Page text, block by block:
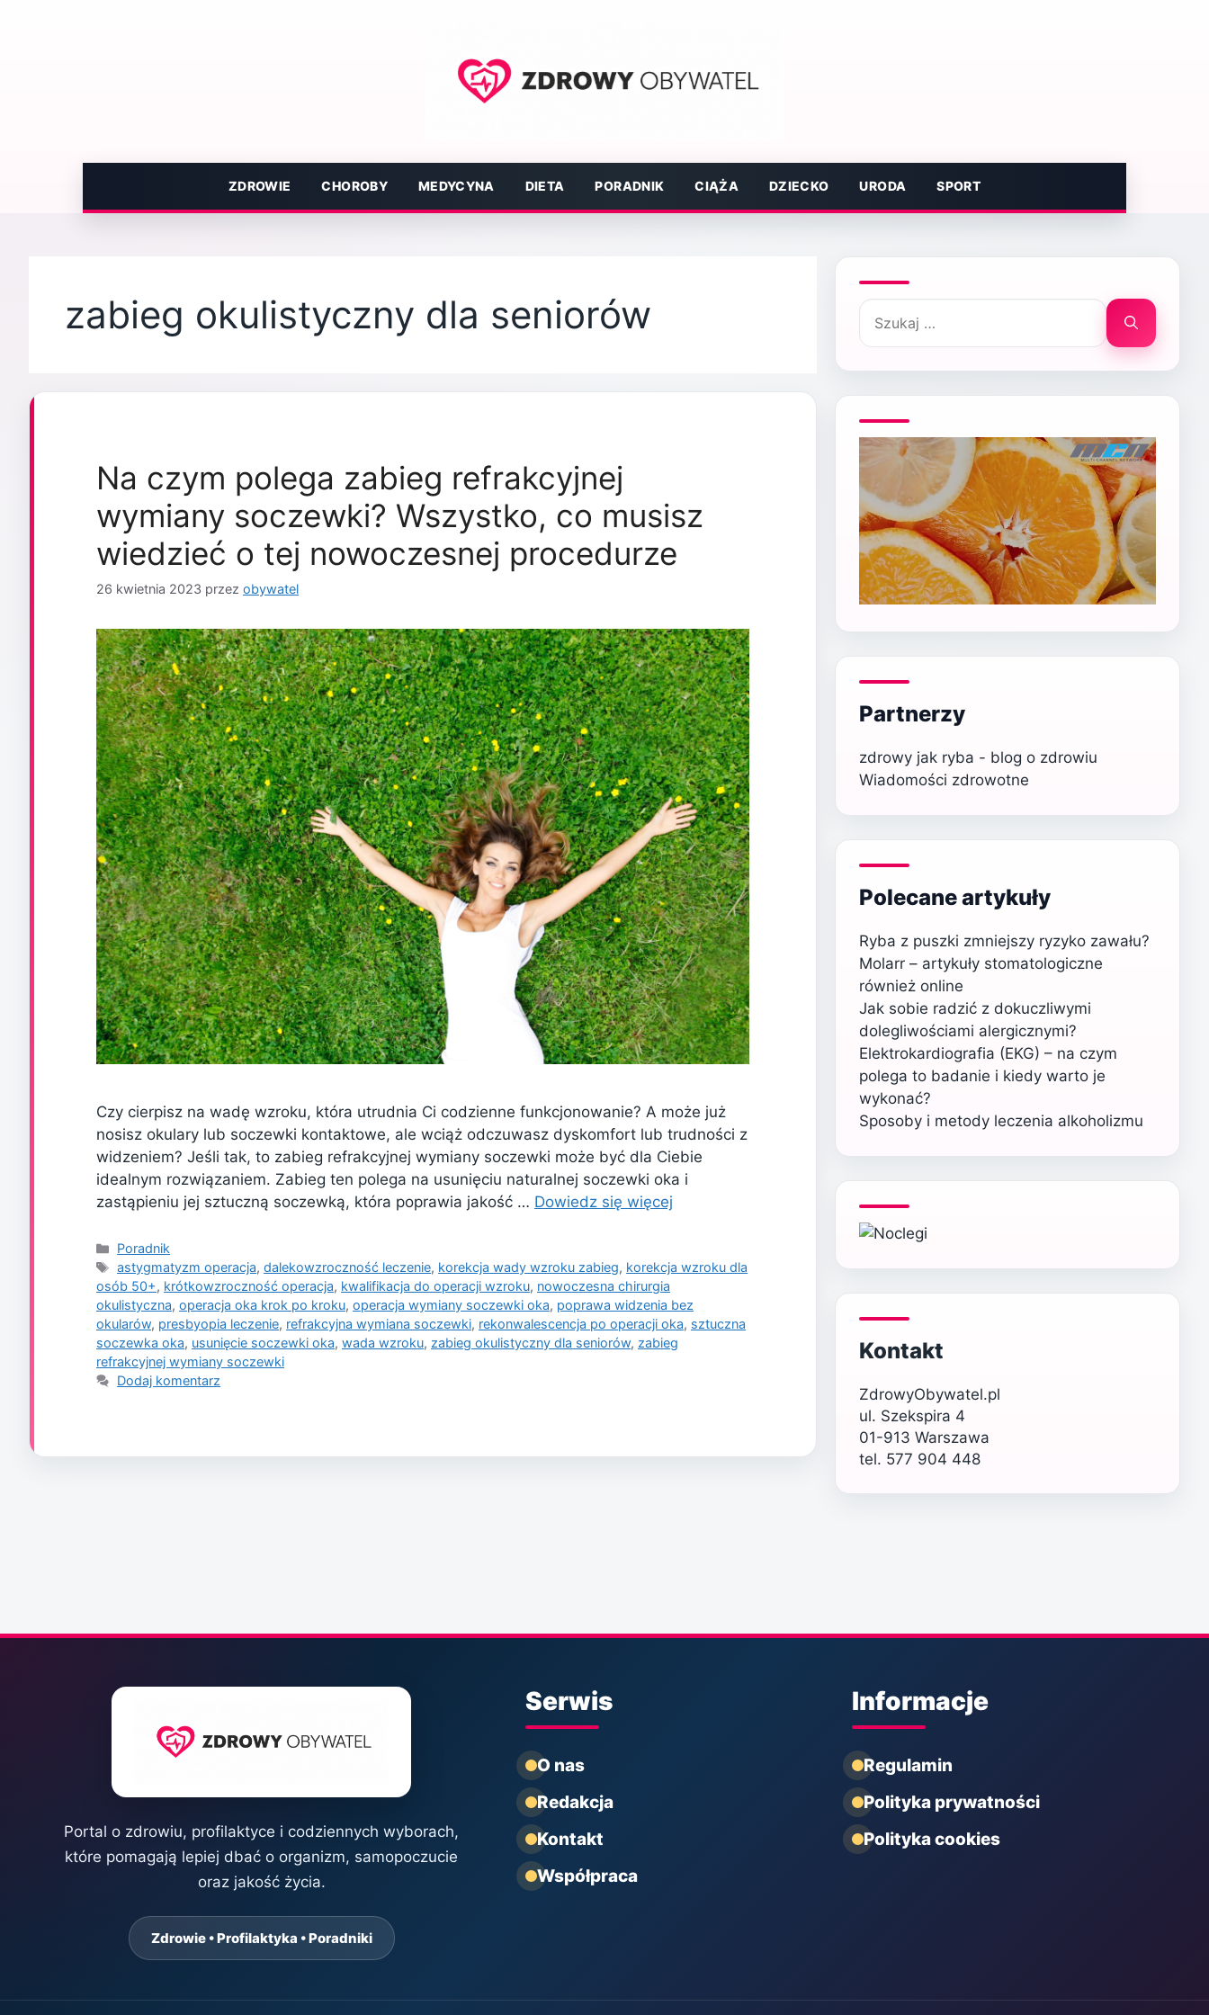
ZDROWIE CHOROBY MEDYCYNA DIETA PORADNIK CIĄŻA DZIECKO URODA SPORT
zabieg okulistyczny dla seniorów
Na czym polega zabieg refrakcyjnej
wymiany soczewki? Wszystko, co musisz
wiedzieć o tej nowoczesnej procedurze
26 kwietnia 2023 przez obywatel
Czy cierpisz na wadę wzroku, która utrudnia Ci codzienne funkcjonowanie? A może już
nosisz okulary lub soczewki kontaktowe, ale wciąż odczuwasz dyskomfort lub trudności z
widzeniem? Jeśli tak, to zabieg refrakcyjnej wymiany soczewki może być dla Ciebie
idealnym rozwiązaniem. Zabieg ten polega na usunięciu naturalnej soczewki oka i
zastąpieniu jej sztuczną soczewką, która poprawia jakość … Dowiedz się więcej
Kategorie
Poradnik
Tagi
astygmatyzm operacja,dalekowzroczność leczenie, korekcja wady wzroku zabieg, korekcja wzroku dla
osób 50+, krótkowzroczność operacja, kwalifikacja do operacji wzroku, nowoczesna chirurgia
okulistyczna, operacja oka krok po kroku, operacja wymiany soczewki oka, poprawa widzenia bez
okularów, presbyopia leczenie, refrakcyjna wymiana soczewki, rekonwalescencja po operacji oka, sztuczna
soczewka oka, usunięcie soczewki oka, wada wzroku, zabieg okulistyczny dla seniorów, zabieg
refrakcyjnej wymiany soczewki
Dodaj komentarz
Szukaj:
Partnerzy
zdrowy jak ryba - blog o zdrowiu
Wiadomości zdrowotne
Polecane artykuły
Ryba z puszki zmniejszy ryzyko zawału?
Molarr – artykuły stomatologiczne
również online
Jak sobie radzić z dokuczliwymi
dolegliwościami alergicznymi?
Elektrokardiografia (EKG) – na czym
polega to badanie i kiedy warto je
wykonać?
Sposoby i metody leczenia alkoholizmu
Kontakt
ZdrowyObywatel.pl
ul. Szekspira 4
01-913 Warszawa
tel. 577 904 448
Portal o zdrowiu, profilaktyce i codziennych wyborach,
które pomagają lepiej dbać o organizm, samopoczucie
oraz jakość życia.
Zdrowie • Profilaktyka • Poradniki
Serwis
O nas
Redakcja
Kontakt
Współpraca
Informacje
Regulamin
Polityka prywatności
Polityka cookies